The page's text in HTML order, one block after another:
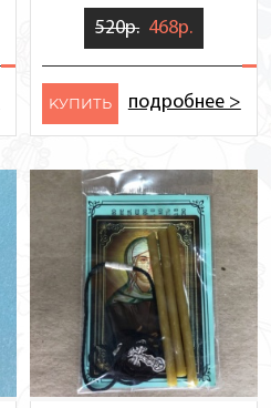
520р. 468р.
KУПИТЬ подробнее >